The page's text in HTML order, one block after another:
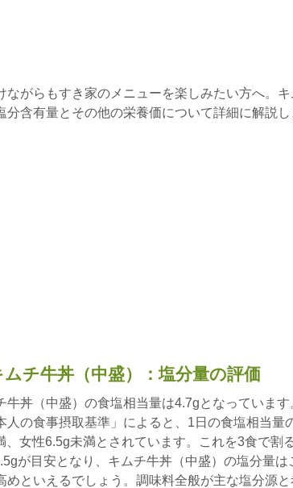
ながらもすき家のメニューを楽しみたい方へ。
分含有量とその他の栄養価について詳細に解説し
チ牛丼（中盛）：塩分量の評価
牛丼（中盛）の食塩相当量は4.7gとなっています
人の食事摂取基準」によると、1日の食塩相当量
、女性6.5g未満とされています。これを3食で割
が目安となり、キムチ牛丼（中盛）の塩分量は
めといえるでしょう。調味料全般が主な塩分源と